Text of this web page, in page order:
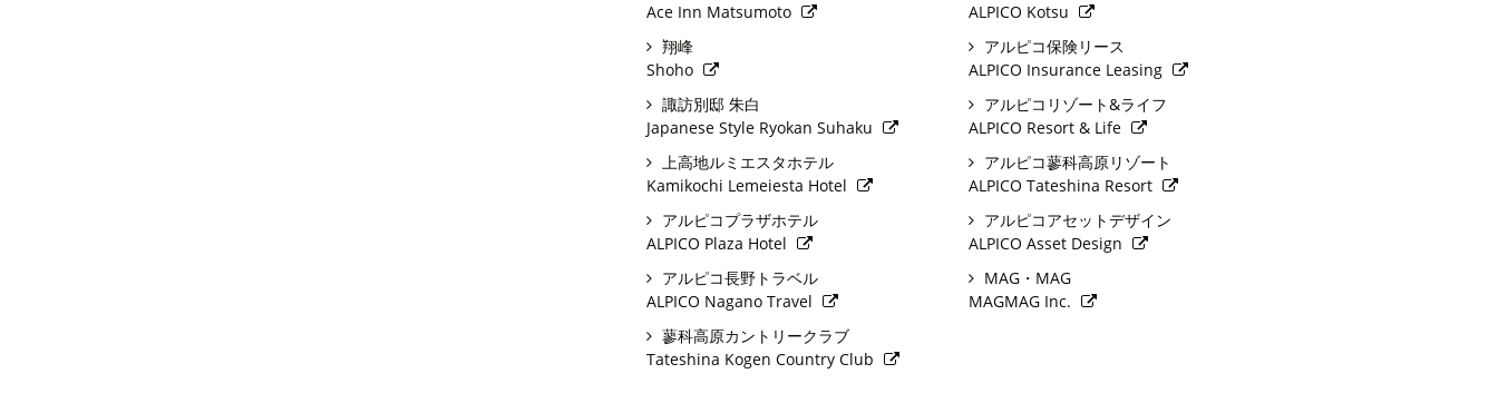
Ace Inn Matsumoto
翔峰
Shoho
諏訪別邸 朱白
Japanese Style Ryokan Suhaku
上高地ルミエスタホテル
Kamikochi Lemeiesta Hotel
アルピコプラザホテル
ALPICO Plaza Hotel
アルピコ長野トラベル
ALPICO Nagano Travel
蓼科高原カントリークラブ
Tateshina Kogen Country Club
ALPICO Kotsu
アルピコ保険リース
ALPICO Insurance Leasing
アルピコリゾート&ライフ
ALPICO Resort & Life
アルピコ蓼科高原リゾート
ALPICO Tateshina Resort
アルピコアセットデザイン
ALPICO Asset Design
MAG・MAG
MAGMAG Inc.